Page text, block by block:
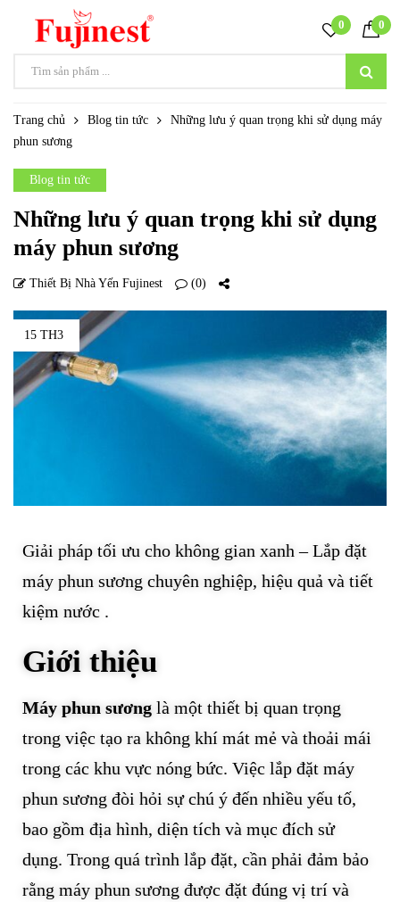
0 0
Trang chủ Blog tin tức
Những lưu ý quan trọng khi sử dụng máy
phun sương
Blog tin tức
Những lưu ý quan trọng khi sử dụng
máy phun sương
Thiết Bị Nhà Yến Fujinest (0)
15 TH3
Giải pháp tối ưu cho không gian xanh – Lắp đặt
máy phun sương chuyên nghiệp, hiệu quả và tiết
kiệm nước .
Giới thiệu
Máy phun sương là một thiết bị quan trọng
trong việc tạo ra không khí mát mẻ và thoải mái
trong các khu vực nóng bức. Việc lắp đặt máy
phun sương đòi hỏi sự chú ý đến nhiều yếu tố,
bao gồm địa hình, diện tích và mục đích sử
dụng. Trong quá trình lắp đặt, cần phải đảm bảo
rằng máy phun sương được đặt đúng vị trí và